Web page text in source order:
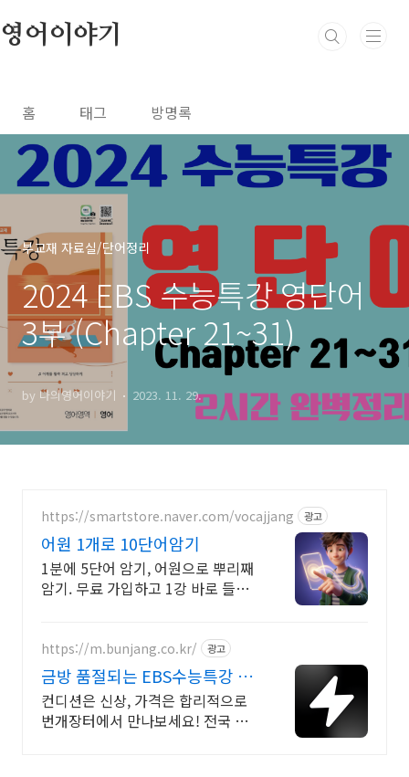
영어이야기
홈 태그 방명록
부교재 자료실/단어정리
2024 EBS 수능특강 영단어
3부 (Chapter 21~31)
by 나의영어이야기 2023. 11. 29.
https://smartstore.naver.com/vocajjang 광고
어원 1개로 10단어암기
1분에 5단어 암기, 어원으로 뿌리째
암기. 무료 가입하고 1강 바로 들어
https://m.bunjang.co.kr/ 광고
금방 품절되는 EBS수능특강 국
내 최대 브랜드 중고거래
컨디션은 신상, 가격은 합리적으로
번개장터에서 만나보세요! 전국 각